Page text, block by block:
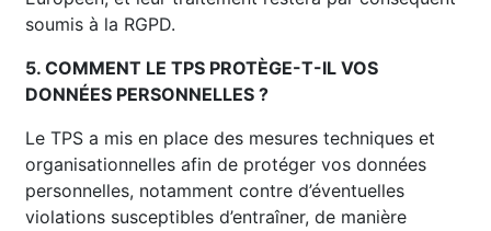
soumis à la RGPD.
5. COMMENT LE TPS PROTÈGE-T-IL VOS
DONNÉES PERSONNELLES ?
Le TPS a mis en place des mesures techniques et
organisationnelles afin de protéger vos données
personnelles, notamment contre d’éventuelles
violations susceptibles d’entraîner, de manière